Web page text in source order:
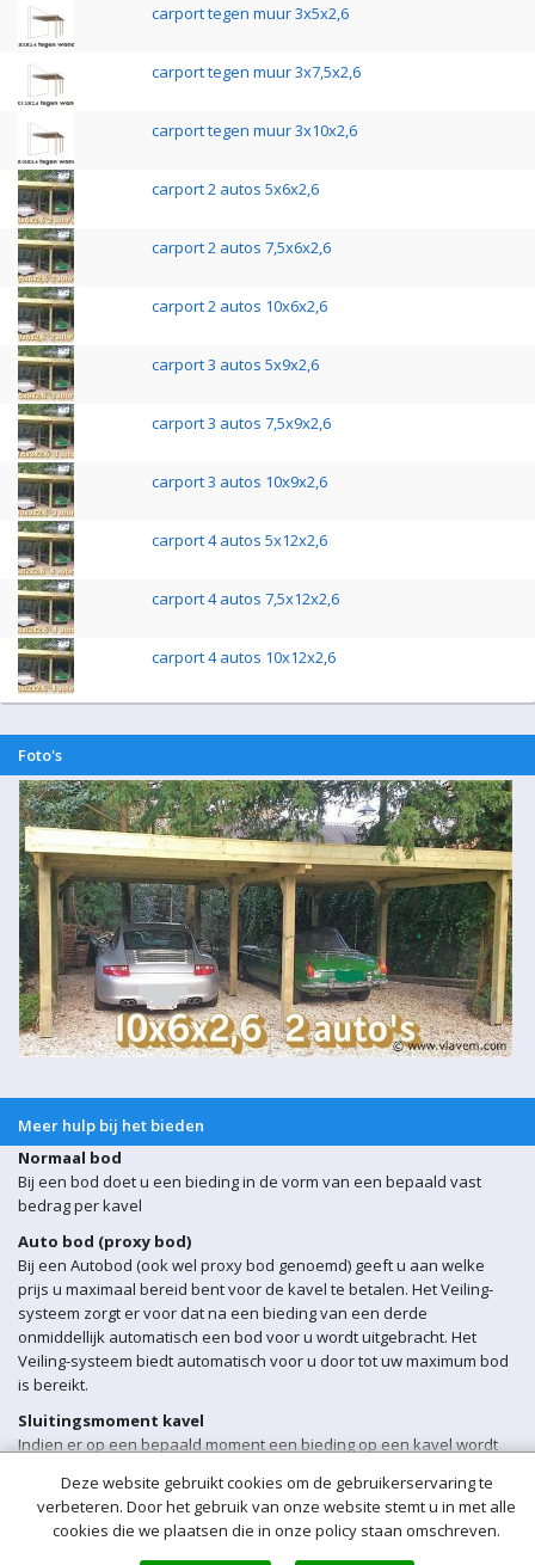
carport tegen muur 3x5x2,6
carport tegen muur 3x7,5x2,6
carport tegen muur 3x10x2,6
carport 2 autos 5x6x2,6
carport 2 autos 7,5x6x2,6
carport 2 autos 10x6x2,6
carport 3 autos 5x9x2,6
carport 3 autos 7,5x9x2,6
carport 3 autos 10x9x2,6
carport 4 autos 5x12x2,6
carport 4 autos 7,5x12x2,6
carport 4 autos 10x12x2,6
Foto's
Meer hulp bij het bieden
Normaal bod
Bij een bod doet u een bieding in de vorm van een bepaald vast
bedrag per kavel
Auto bod (proxy bod)
Bij een Autobod (ook wel proxy bod genoemd) geeft u aan welke
prijs u maximaal bereid bent voor de kavel te betalen. Het Veiling-
systeem zorgt er voor dat na een bieding van een derde
onmiddellijk automatisch een bod voor u wordt uitgebracht. Het
Veiling-systeem biedt automatisch voor u door tot uw maximum bod
is bereikt.
Sluitingsmoment kavel
Indien er op een bepaald moment een bieding op een kavel wordt
sluitingsmoment van de betreffende kavel automatisch verlengd
met 5 minuten.
Deze website gebruikt cookies om de gebruikerservaring te
verbeteren. Door het gebruik van onze website stemt u in met alle
cookies die we plaatsen die in onze policy staan omschreven.